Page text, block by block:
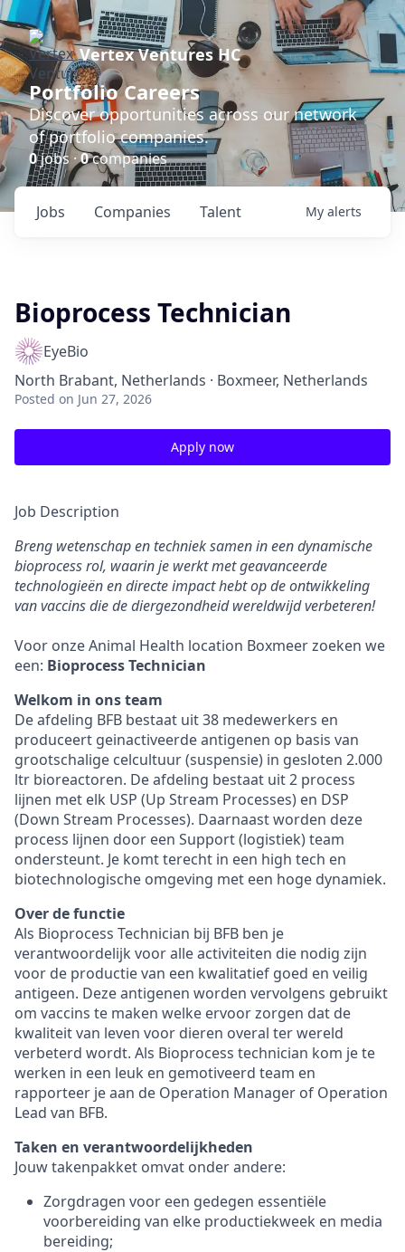
Vertex Ventures HC
Portfolio Careers
Discover opportunities across our network
of portfolio companies.
0jobs ·0companies
Jobs Companies Talent My alerts
Bioprocess Technician
EyeBio
North Brabant, Netherlands · Boxmeer, Netherlands
Posted on Jun 27, 2026
Apply now
Job Description
Breng wetenschap en techniek samen in een dynamische
bioprocess rol, waarin je werkt met geavanceerde
technologieën en directe impact hebt op de ontwikkeling
van vaccins die de diergezondheid wereldwijd verbeteren!
Voor onze Animal Health location Boxmeer zoeken we
een: Bioprocess Technician
Welkom in ons team
De afdeling BFB bestaat uit 38 medewerkers en
produceert geinactiveerde antigenen op basis van
grootschalige celcultuur (suspensie) in gesloten 2.000
ltr bioreactoren. De afdeling bestaat uit 2 process
lijnen met elk USP (Up Stream Processes) en DSP
(Down Stream Processes). Daarnaast worden deze
process lijnen door een Support (logistiek) team
ondersteunt. Je komt terecht in een high tech en
biotechnologische omgeving met een hoge dynamiek.
Over de functie
Als Bioprocess Technician bij BFB ben je
verantwoordelijk voor alle activiteiten die nodig zijn
voor de productie van een kwalitatief goed en veilig
antigeen. Deze antigenen worden vervolgens gebruikt
om vaccins te maken welke ervoor zorgen dat de
kwaliteit van leven voor dieren overal ter wereld
verbeterd wordt. Als Bioprocess technician kom je te
werken in een leuk en gemotiveerd team en
rapporteer je aan de Operation Manager of Operation
Lead van BFB.
Taken en verantwoordelijkheden
Jouw takenpakket omvat onder andere:
Zorgdragen voor een gedegen essentiële
voorbereiding van elke productiekweek en media
bereiding;